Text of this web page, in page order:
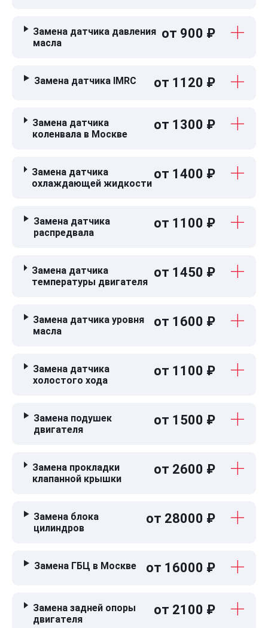
Замена датчика давления
масла
от 900 ₽
Замена датчика IMRC от 1120 ₽
Замена датчика
коленвала в Москве
от 1300 ₽
Замена датчика
охлаждающей жидкости
от 1400 ₽
Замена датчика
распредвала
от 1100 ₽
Замена датчика
температуры двигателя
от 1450 ₽
Замена датчика уровня
масла
от 1600 ₽
Замена датчика
холостого хода
от 1100 ₽
Замена подушек
двигателя
от 1500 ₽
Замена прокладки
клапанной крышки
от 2600 ₽
Замена блока
цилиндров
от 28000 ₽
Замена ГБЦ в Москве от 16000 ₽
Замена задней опоры
двигателя
от 2100 ₽